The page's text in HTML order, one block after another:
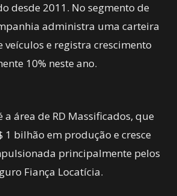
desde 2011. No segmento de
administra uma carteira
veículos e registra crescimento
10% neste ano.
área de RD Massificados, que
1 bilhão em produção e cresce
principalmente pelos
Fiança Locatícia.